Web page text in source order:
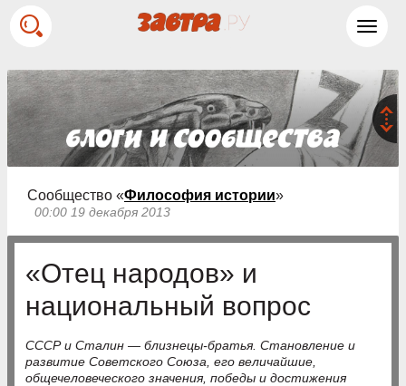
Сообщество «Философия истории»
00:00 19 декабря 2013
«Отец народов» и
национальный вопрос
СССР и Сталин — близнецы-братья. Становление и
развитие Советского Союза, его величайшие,
общечеловеческого значения, победы и достижения